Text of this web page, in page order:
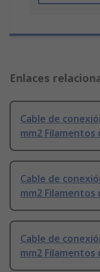
Enlaces
Cable de
mm2 Filamentos
Cable de
mm2 Filamentos
Cable de
mm2 Filamentos